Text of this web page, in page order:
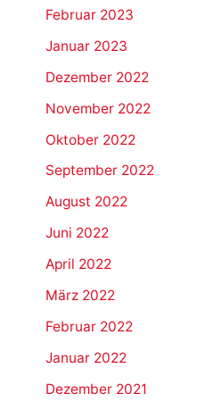
Februar 2023
Januar 2023
Dezember 2022
November 2022
Oktober 2022
September 2022
August 2022
Juni 2022
April 2022
März 2022
Februar 2022
Januar 2022
Dezember 2021